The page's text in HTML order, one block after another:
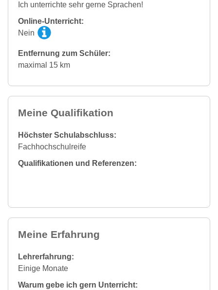
Ich unterrichte sehr gerne Sprachen!
Online-Unterricht:
Nein
Entfernung zum Schüler:
maximal 15 km
Meine Qualifikation
Höchster Schulabschluss:
Fachhochschulreife
Qualifikationen und Referenzen:
Meine Erfahrung
Lehrerfahrung:
Einige Monate
Warum gebe ich gern Unterricht: